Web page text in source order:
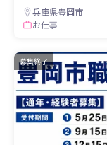
兵庫県豊岡市
お仕事
募集終了